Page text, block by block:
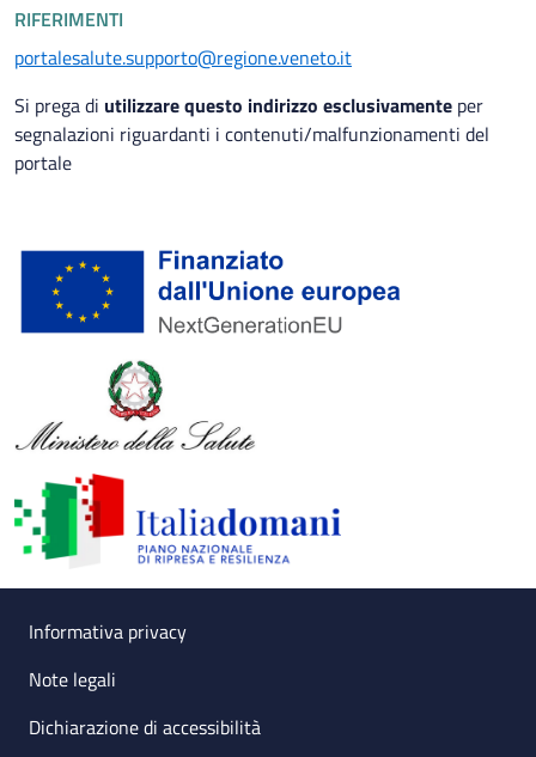
RIFERIMENTI
portalesalute.supporto@regione.veneto.it
Si prega di utilizzare questo indirizzo esclusivamente per
segnalazioni riguardanti i contenuti/malfunzionamenti del
portale
Small prints
Useful links section
Informativa privacy
Note legali
Dichiarazione di accessibilità